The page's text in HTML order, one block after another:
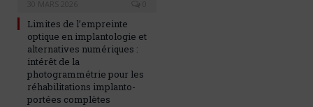
Limites de l’empreinte
optique en implantologie et
alternatives numériques :
intérêt de la
photogrammétrie pour les
réhabilitations implanto-
portées complètes